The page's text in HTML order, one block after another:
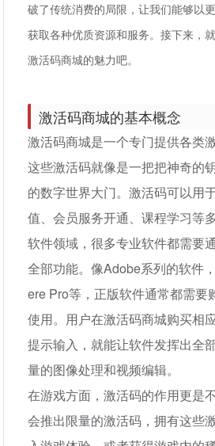
破了传统消费的局限，让我们能够以
获取各种优质资源和服务。接下来，
激活码商城的魅力吧。
激活码商城的基本概念
激活码商城是一个专门提供各类
这些激活码就像是一把把神奇的
的数字世界大门。激活码可以用
值、会员服务开通、课程学习等
软件领域，很多专业软件都需要
全部功能。像Adobe系列的软件
ere Pro等，正版软件通常都需要
使用。用户在激活码商城购买相
提示输入，就能让软件发挥出全
量的图像处理和视频编辑。
在游戏方面，激活码的作用更是
会推出限量的激活码，拥有这些